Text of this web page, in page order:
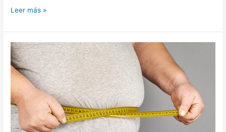
Leer más »
«Hay
quienes
no
tienen
buenas
relaciones
con
los